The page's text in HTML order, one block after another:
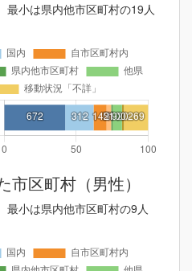
最小は県内他市区町村の19人
区町村（男性）
最小は県内他市区町村の9人